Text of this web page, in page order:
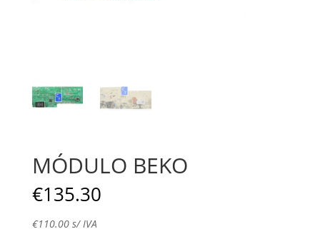
MÓDULO BEKO
€135.30
€110.00s/ IVA